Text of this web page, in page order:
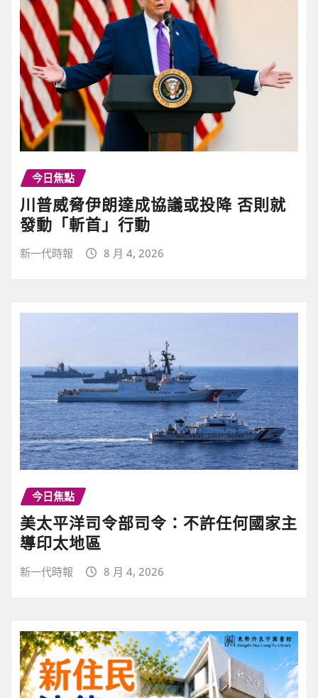
今日焦點
川普威脅伊朗達成協議或投降 否則就
發動「斬首」行動
新一代時報 8 月 4, 2026
今日焦點
美太平洋司令部司令：不許任何國家主
導印太地區
新一代時報 8 月 4, 2026